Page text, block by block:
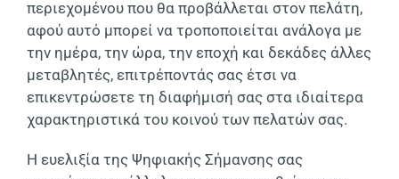
περιεχομένου που θα προβάλλεται στον πελάτη,
αφού αυτό μπορεί να τροποποιείται ανάλογα με
την ημέρα, την ώρα, την εποχή και δεκάδες άλλες
μεταβλητές, επιτρέποντάς σας έτσι να
επικεντρώσετε τη διαφήμισή σας στα ιδιαίτερα
χαρακτηριστικά του κοινού των πελατών σας.
Η ευελιξία της Ψηφιακής Σήμανσης σας